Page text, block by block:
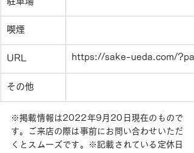
喫煙
URL https://sake-ueda.com/
その他
※掲載情報は2022年9月20日現在のもので
す。ご来店の際は事前にお問い合わせいただ
くとスムーズです。※記載されている定休日